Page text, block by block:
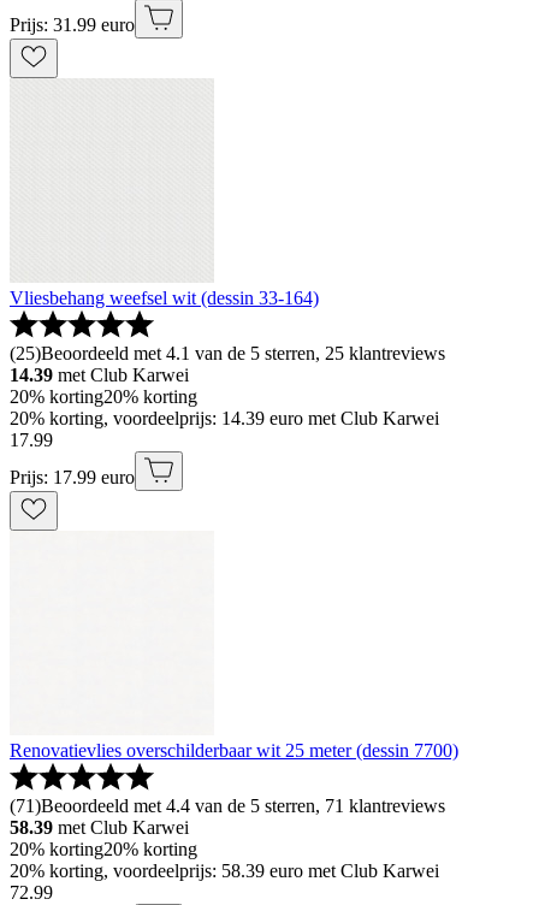
Prijs: 31.99 euro
Vliesbehang weefsel wit (dessin 33-164)
(25)Beoordeeld met 4.1 van de 5 sterren, 25 klantreviews
14.39 met Club Karwei
20% korting20% korting
20% korting, voordeelprijs: 14.39 euro met Club Karwei
17.99
Prijs: 17.99 euro
Renovatievlies overschilderbaar wit 25 meter (dessin 7700)
(71)Beoordeeld met 4.4 van de 5 sterren, 71 klantreviews
58.39 met Club Karwei
20% korting20% korting
20% korting, voordeelprijs: 58.39 euro met Club Karwei
72.99